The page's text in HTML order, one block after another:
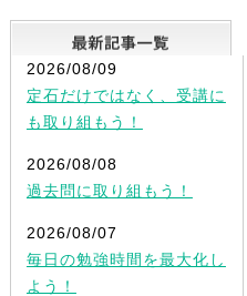
2026/08/09
定石だけではなく、受講に
も取り組もう！
2026/08/08
過去問に取り組もう！
2026/08/07
毎日の勉強時間を最大化し
よう！